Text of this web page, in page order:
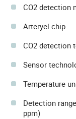
CO2 detection
Arteryel chip
CO2 detection
Sensor
Temperature
Detection
ppm)